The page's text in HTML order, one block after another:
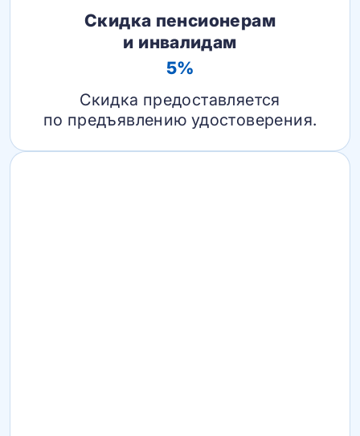
Скидка пенсионерам
и инвалидам
5%
Скидка предоставляется
по предъявлению удостоверения.